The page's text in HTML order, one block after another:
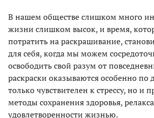
В нашем обществе слишком много
жизни слишком высок, и время,
потратить на раскрашивание,
для себя, когда мы можем
освободить свой разум от
раскраски оказываются особенно по
только чувствителен к стрессу, но и
методы сохранения здоровья,
удовлетворенности жизнью.